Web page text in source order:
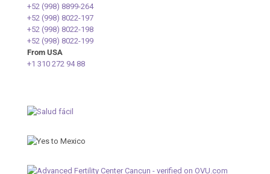
+52 (998) 8899-264
+52 (998) 8022-197
+52 (998) 8022-198
+52 (998) 8022-199
From USA
+1 310 272 94 88